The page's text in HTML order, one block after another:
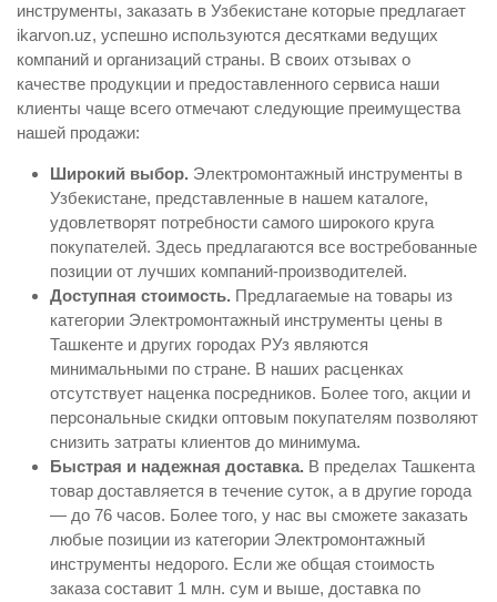
инструменты, заказать в Узбекистане которые предлагает
ikarvon.uz, успешно используются десятками ведущих
компаний и организаций страны. В своих отзывах о
качестве продукции и предоставленного сервиса наши
клиенты чаще всего отмечают следующие преимущества
нашей продажи:
Широкий выбор. Электромонтажный инструменты в
Узбекистане, представленные в нашем каталоге,
удовлетворят потребности самого широкого круга
покупателей. Здесь предлагаются все востребованные
позиции от лучших компаний-производителей.
Доступная стоимость. Предлагаемые на товары из
категории Электромонтажный инструменты цены в
Ташкенте и других городах РУз являются
минимальными по стране. В наших расценках
отсутствует наценка посредников. Более того, акции и
персональные скидки оптовым покупателям позволяют
снизить затраты клиентов до минимума.
Быстрая и надежная доставка. В пределах Ташкента
товар доставляется в течение суток, а в другие города
— до 76 часов. Более того, у нас вы сможете заказать
любые позиции из категории Электромонтажный
инструменты недорого. Если же общая стоимость
заказа составит 1 млн. сум и выше, доставка по